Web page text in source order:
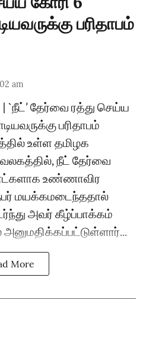
பரிதாபம்
am
| `நீட்’ தேர்வை ரத்து செய்ய
பரிதாபம்
உள்ள தமிழக
நீட் தேர்வை
உண்ணாவிர
மயக்கமடைந்த‌தால்
அவர் கீழ்ப்பாக்கம்
More